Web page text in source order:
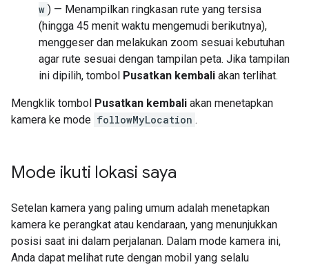
w ) — Menampilkan ringkasan rute yang tersisa
(hingga 45 menit waktu mengemudi berikutnya),
menggeser dan melakukan zoom sesuai kebutuhan
agar rute sesuai dengan tampilan peta. Jika tampilan
ini dipilih, tombol Pusatkan kembali akan terlihat.
Mengklik tombol Pusatkan kembali akan menetapkan
kamera ke mode followMyLocation .
Mode ikuti lokasi saya
Setelan kamera yang paling umum adalah menetapkan
kamera ke perangkat atau kendaraan, yang menunjukkan
posisi saat ini dalam perjalanan. Dalam mode kamera ini,
Anda dapat melihat rute dengan mobil yang selalu